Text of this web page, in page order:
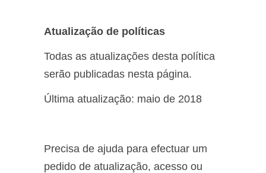
Atualização de políticas
Todas as atualizações desta política
serão publicadas nesta página.
Última atualização: maio de 2018
Precisa de ajuda para efectuar um
pedido de atualização, acesso ou